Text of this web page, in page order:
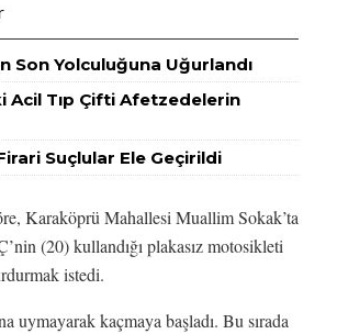
Son Yolculuğuna Uğurlandı
Acil Tıp Çifti Afetzedelerin
Suçlular Ele Geçirildi
Karaköprü Mahallesi Muallim Sokak’ta
(20) kullandığı plakasız motosikleti
istedi.
uymayarak kaçmaya başladı. Bu sırada